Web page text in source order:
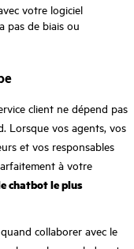
votre logiciel
pas de biais ou
client ne dépend pas
Lorsque vos agents, vos
et vos responsables
à votre
chatbot le plus
collaborer avec le